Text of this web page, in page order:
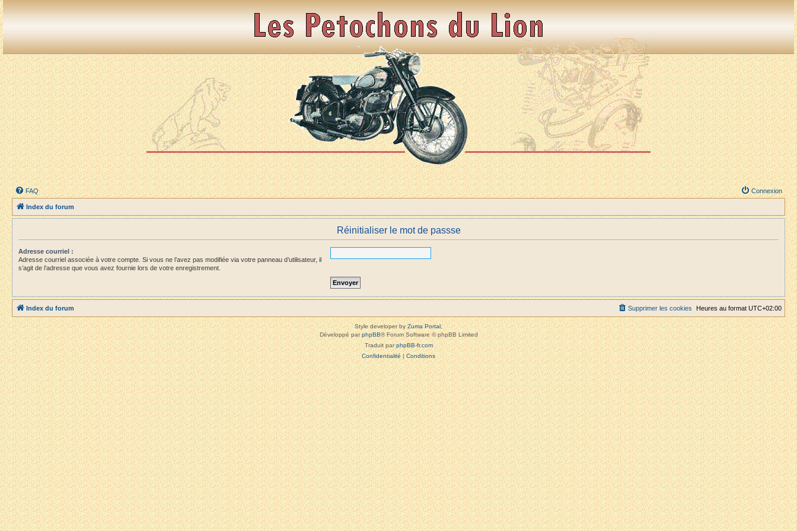
FAQ Connexion
Index du forum
Réinitialiser le mot de passse
Adresse courriel :
Adresse courriel associée à votre compte. Si vous ne l’avez pas modifiée via votre panneau d’utilisateur, il
s’agit de l’adresse que vous avez fournie lors de votre enregistrement.
Index du forum Heures au format UTC+02:00
Supprimer les cookies
Style developer byZuma Portal,
Développé parphpBB® Forum Software © phpBB Limited
Traduit parphpBB-fr.com
Confidentialité|Conditions